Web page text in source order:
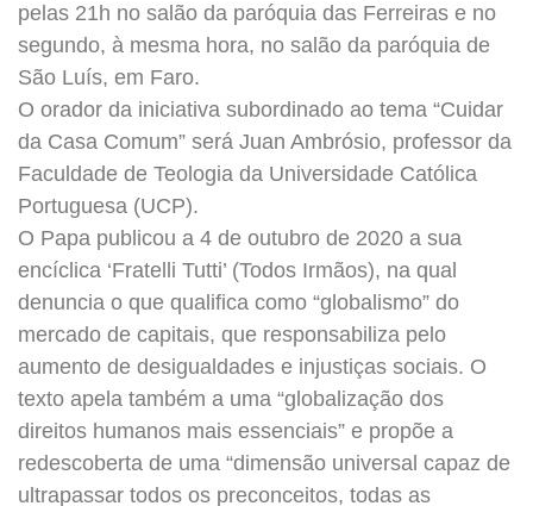
pelas 21h no salão da paróquia das Ferreiras e no
segundo, à mesma hora, no salão da paróquia de
São Luís, em Faro.
O orador da iniciativa subordinado ao tema “Cuidar
da Casa Comum” será Juan Ambrósio, professor da
Faculdade de Teologia da Universidade Católica
Portuguesa (UCP).
O Papa publicou a 4 de outubro de 2020 a sua
encíclica ‘Fratelli Tutti’ (Todos Irmãos), na qual
denuncia o que qualifica como “globalismo” do
mercado de capitais, que responsabiliza pelo
aumento de desigualdades e injustiças sociais. O
texto apela também a uma “globalização dos
direitos humanos mais essenciais” e propõe a
redescoberta de uma “dimensão universal capaz de
ultrapassar todos os preconceitos, todas as